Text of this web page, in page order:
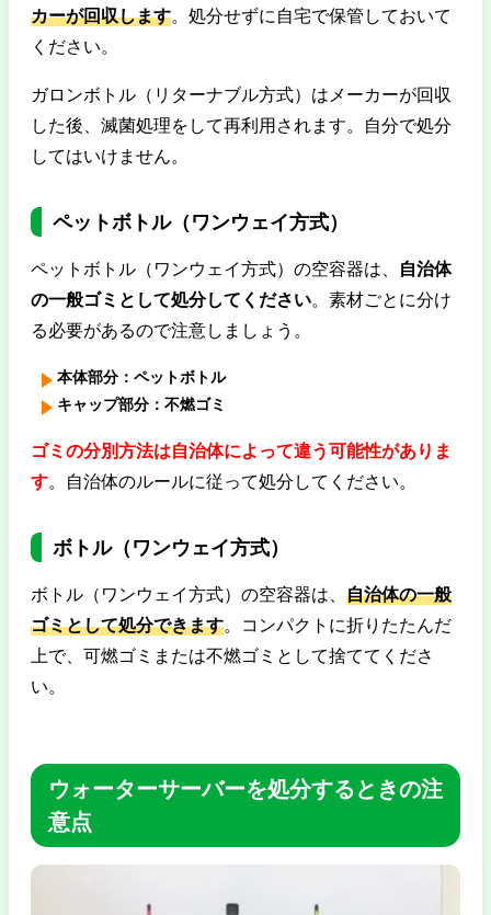
カーが回収します。処分せずに自宅で保管しておいて
ください。
ガロンボトル（リターナブル方式）はメーカーが回収
した後、滅菌処理をして再利用されます。自分で処分
してはいけません。
ペットボトル（ワンウェイ方式）
ペットボトル（ワンウェイ方式）の空容器は、
自治体
の一般ゴミとして処分してください。素材ごとに分け
る必要があるので注意しましょう。
本体部分：ペットボトル
キャップ部分：不燃ゴミ
ゴミの分別方法は自治体によって違う可能性がありま
す。自治体のルールに従って処分してください。
ボトル（ワンウェイ方式）
ボトル（ワンウェイ方式）の空容器は、 自治体の一般
ゴミとして処分できます。コンパクトに折りたたんだ
上で、可燃ゴミまたは不燃ゴミとして捨ててくださ
い。
ウォーターサーバーを処分するときの注
意点